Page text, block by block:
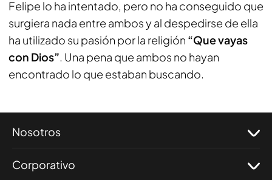
Felipe lo ha intentado, pero no ha conseguido que
surgiera nada entre ambos y al despedirse de ella
ha utilizado su pasión por la religión “Que vayas
con Dios”. Una pena que ambos no hayan
encontrado lo que estaban buscando.
Nosotros
Corporativo